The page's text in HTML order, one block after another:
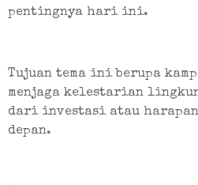
pentingnya hari ini.
Tujuan tema ini berupa
menjaga kelestarian
dari investasi atau
depan.